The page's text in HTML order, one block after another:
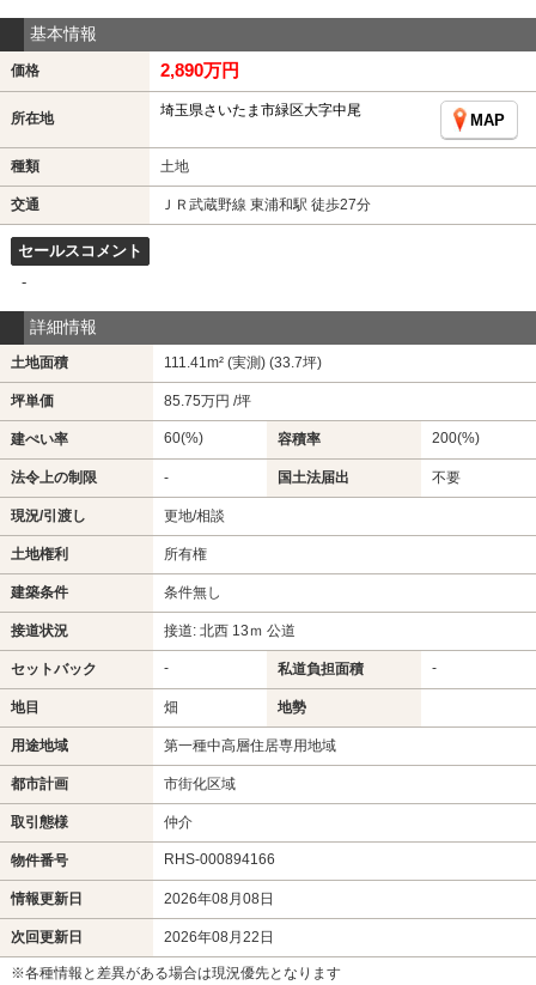
基本情報
価格 2,890万円
所在地 埼玉県さいたま市緑区大字中尾
MAP
種類 土地
交通 ＪＲ武蔵野線 東浦和駅 徒歩27分
セールスコメント
-
詳細情報
土地面積 111.41m² (実測) (33.7坪)
坪単価 85.75万円 /坪
建ぺい率 60(%) 容積率 200(%)
法令上の制限 - 国土法届出 不要
現況/引渡し 更地/相談
土地権利 所有権
建築条件 条件無し
接道状況 接道: 北西 13ｍ 公道
セットバック - 私道負担面積 -
地目 畑 地勢
用途地域 第一種中高層住居専用地域
都市計画 市街化区域
取引態様 仲介
物件番号 RHS-000894166
情報更新日 2026年08月08日
次回更新日 2026年08月22日
※各種情報と差異がある場合は現況優先となります